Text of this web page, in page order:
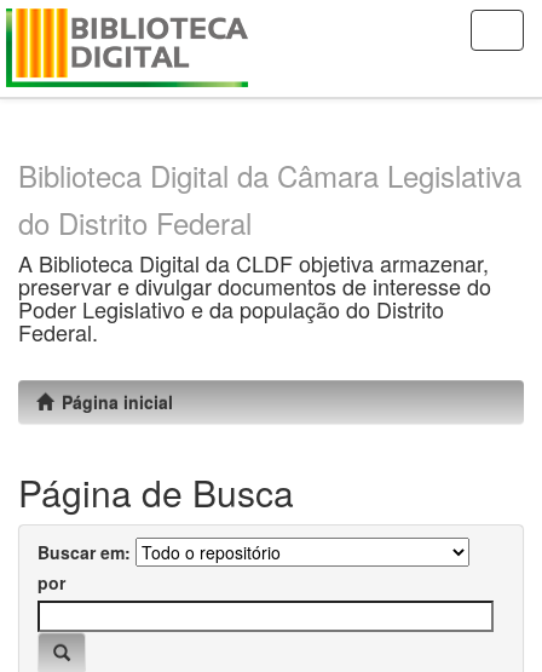
Skip
Biblioteca Digital da Câmara Legislativa
do Distrito Federal
A Biblioteca Digital da CLDF objetiva armazenar,
preservar e divulgar documentos de interesse do
Poder Legislativo e da população do Distrito
Federal.
Página inicial
Página de Busca
Buscar em:
por